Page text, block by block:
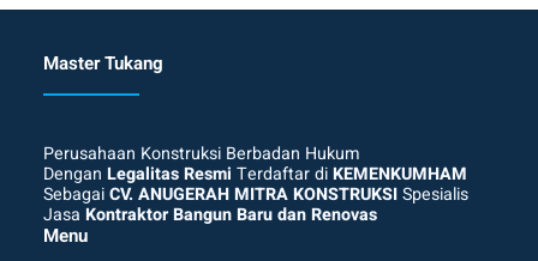
Master Tukang
Perusahaan Konstruksi Berbadan Hukum
Dengan Legalitas Resmi Terdaftar diKEMENKUMHAM
SebagaiCV. ANUGERAH MITRA KONSTRUKSISpesialis
Jasa Kontraktor Bangun Baru dan Renovas
Menu